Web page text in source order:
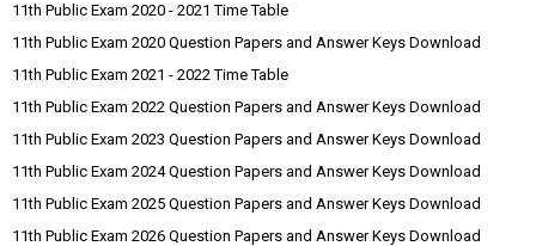
11th Public Exam 2020 - 2021 Time Table
11th Public Exam 2020 Question Papers and Answer Keys Download
11th Public Exam 2021 - 2022 Time Table
11th Public Exam 2022 Question Papers and Answer Keys Download
11th Public Exam 2023 Question Papers and Answer Keys Download
11th Public Exam 2024 Question Papers and Answer Keys Download
11th Public Exam 2025 Question Papers and Answer Keys Download
11th Public Exam 2026 Question Papers and Answer Keys Download